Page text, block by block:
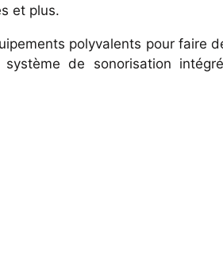
et plus.
polyvalents pour faire
de sonorisation